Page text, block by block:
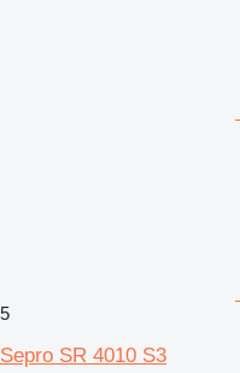
5
Sepro SR 4010 S3